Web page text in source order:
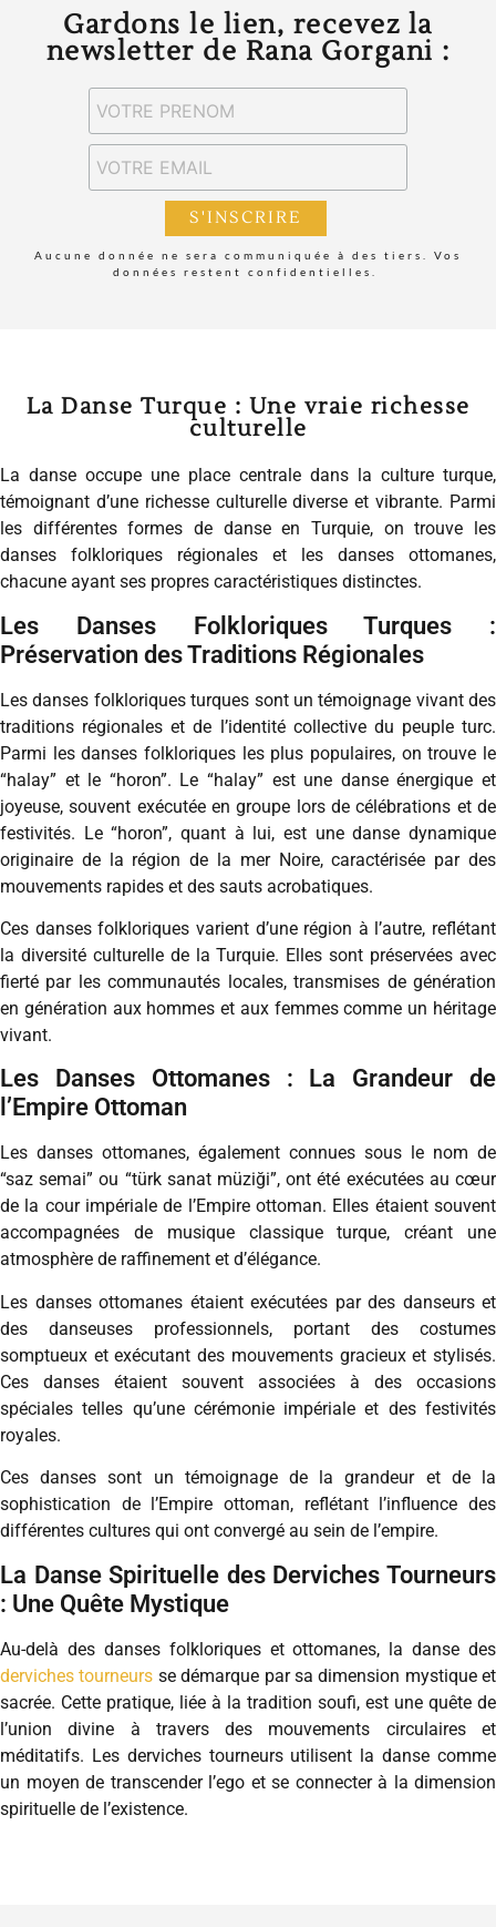
Gardons le lien, recevez la
newsletter de Rana Gorgani :
Aucune donnée ne sera communiquée à des tiers. Vos
La Danse Turque : Une vraie richesse
culturelle
La danse occupe une place centrale dans la culture turque,
témoignant d’une richesse culturelle diverse et vibrante. Parmi
les différentes formes de danse en Turquie, on trouve les
danses folkloriques régionales et les danses ottomanes,
chacune ayant ses propres caractéristiques distinctes.
Les Danses Folkloriques Turques :
Préservation des Traditions Régionales
Les danses folkloriques turques sont un témoignage vivant des
traditions régionales et de l’identité collective du peuple turc.
Parmi les danses folkloriques les plus populaires, on trouve le
“halay” et le “horon”. Le “halay” est une danse énergique et
joyeuse, souvent exécutée en groupe lors de célébrations et de
festivités. Le “horon”, quant à lui, est une danse dynamique
originaire de la région de la mer Noire, caractérisée par des
mouvements rapides et des sauts acrobatiques.
Ces danses folkloriques varient d’une région à l’autre, reflétant
la diversité culturelle de la Turquie. Elles sont préservées avec
fierté par les communautés locales, transmises de génération
en génération aux hommes et aux femmes comme un héritage
vivant.
Les Danses Ottomanes : La Grandeur de
l’Empire Ottoman
Les danses ottomanes, également connues sous le nom de
“saz semai” ou “türk sanat müziği”, ont été exécutées au cœur
de la cour impériale de l’Empire ottoman. Elles étaient souvent
accompagnées de musique classique turque, créant une
atmosphère de raffinement et d’élégance.
Les danses ottomanes étaient exécutées par des danseurs et
des danseuses professionnels, portant des costumes
somptueux et exécutant des mouvements gracieux et stylisés.
Ces danses étaient souvent associées à des occasions
spéciales telles qu’une cérémonie impériale et des festivités
royales.
Ces danses sont un témoignage de la grandeur et de la
sophistication de l’Empire ottoman, reflétant l’influence des
différentes cultures qui ont convergé au sein de l’empire.
La Danse Spirituelle des Derviches Tourneurs
: Une Quête Mystique
Au-delà des danses folkloriques et ottomanes, la danse des
derviches tourneurs se démarque par sa dimension mystique et
sacrée. Cette pratique, liée à la tradition soufi, est une quête de
l’union divine à travers des mouvements circulaires et
méditatifs. Les derviches tourneurs utilisent la danse comme
un moyen de transcender l’ego et se connecter à la dimension
spirituelle de l’existence.